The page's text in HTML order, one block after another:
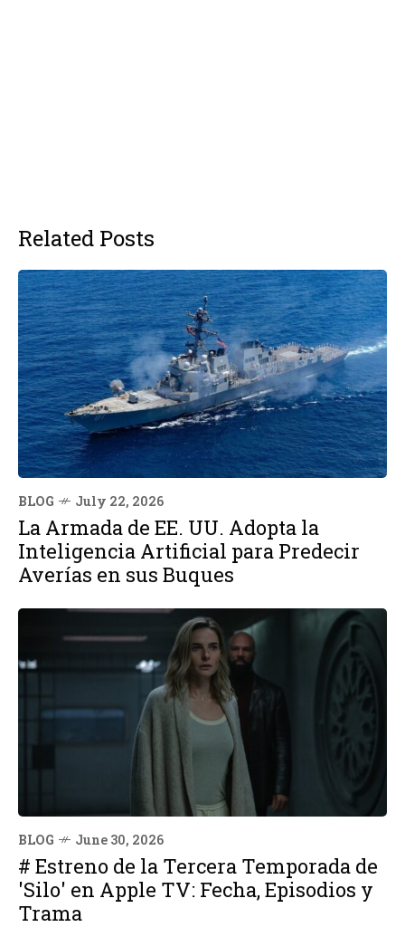
Related Posts
BLOG July 22, 2026
La Armada de EE. UU. Adopta la
Inteligencia Artificial para Predecir
Averías en sus Buques
BLOG June 30, 2026
# Estreno de la Tercera Temporada de
'Silo' en Apple TV: Fecha, Episodios y
Trama